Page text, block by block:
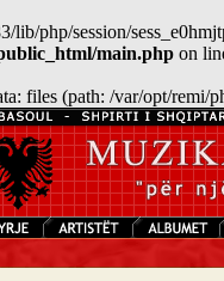
lib/php/session/
main.php on
files (path: /var/opt/remi/